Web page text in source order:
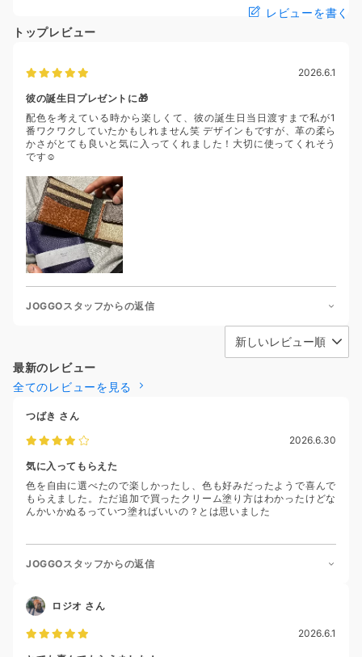
レビューを書く
トップレビュー
2026.6.1
彼の誕生日プレゼントに🎁
配色を考えている時から楽しくて、彼の誕生日当日渡すまで私が1
番ワクワクしていたかもしれません笑 デザインもですが、革の柔ら
かさがとても良いと気に入ってくれました！大切に使ってくれそう
です☺️
JOGGOスタッフからの返信
最新のレビュー
全てのレビューを見る
つばき さん
2026.6.30
気に入ってもらえた
色を自由に選べたので楽しかったし、色も好みだったようで喜んで
もらえました。ただ追加で買ったクリーム塗り方はわかったけどな
んかいかぬるっていつ塗ればいいの？とは思いました
JOGGOスタッフからの返信
ロジオ さん
2026.6.1